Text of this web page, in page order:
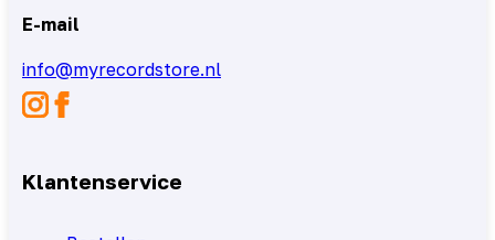
E-mail
info@myrecordstore.nl
Klantenservice